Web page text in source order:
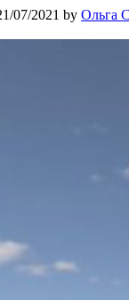
07/2021 by Ольга